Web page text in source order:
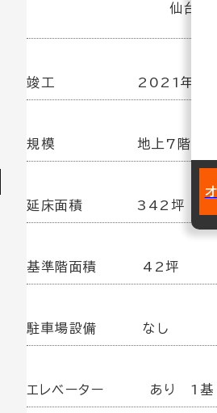
仙台
竣工 2021年 2
規模 地上7階建
延床面積 342坪
基準階面積 42坪
駐車場設備 なし
エレベーター あり 1基